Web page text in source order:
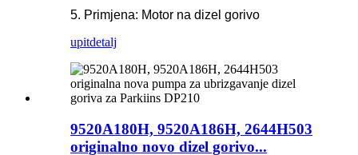
5. Primjena: Motor na dizel gorivo
upitdetalj
9520A180H, 9520A186H, 2644H503
originalno novo dizel gorivo...